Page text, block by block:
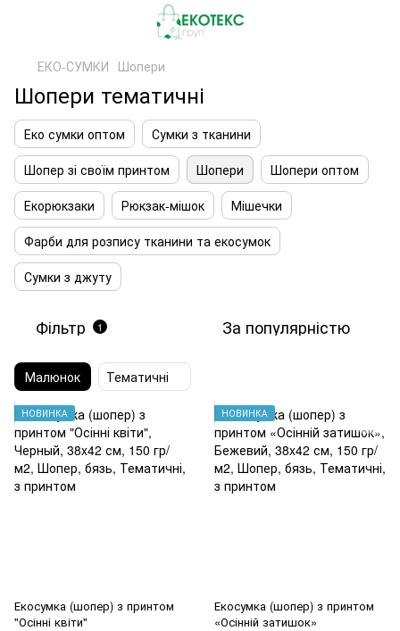
ЕКО-СУМКИ Шопери
Шопери тематичні
Еко сумки оптом
Сумки з тканини
Шопер зі своїм принтом
Шопери
Шопери оптом
Екорюкзаки
Рюкзак-мішок
Мішечки
Фарби для розпису тканини та екосумок
Сумки з джуту
Фільтр 1 За популярністю
Малюнок Тематичні
НОВИНКА
Екосумка (шопер) з принтом
"Осінні квіти"
НОВИНКА
Екосумка (шопер) з принтом
«Осінній затишок»